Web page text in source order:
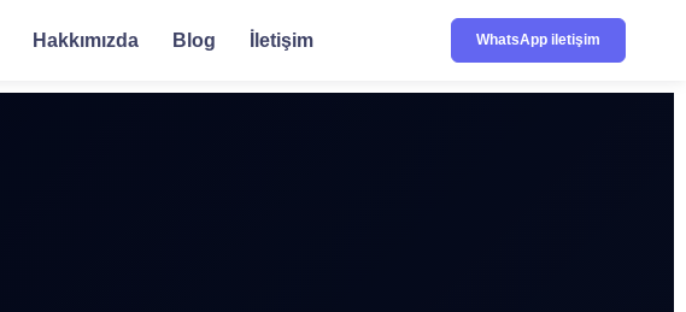
Hakkımızda Blog İletişim WhatsApp iletişim